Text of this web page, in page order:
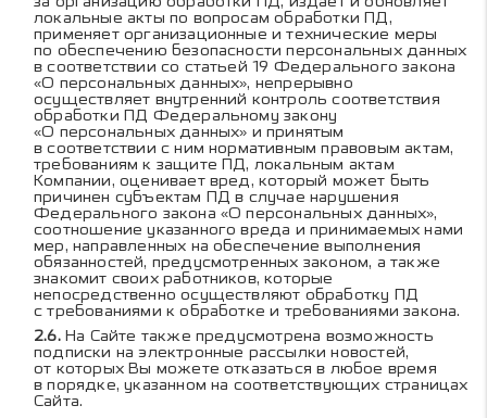
локальные акты по вопросам обработки ПД,
применяет организационные и технические меры
по обеспечению безопасности персональных данных
в соответствии со статьей 19 Федерального закона
«О персональных данных», непрерывно
осуществляет внутренний контроль соответствия
обработки ПД Федеральному закону
«О персональных данных» и принятым
в соответствии с ним нормативным правовым актам,
требованиям к защите ПД, локальным актам
Компании, оценивает вред, который может быть
причинен субъектам ПД в случае нарушения
Федерального закона «О персональных данных»,
соотношение указанного вреда и принимаемых нами
мер, направленных на обеспечение выполнения
обязанностей, предусмотренных законом, а также
знакомит своих работников, которые
непосредственно осуществляют обработку ПД
с требованиями к обработке и требованиями закона.
На Сайте также предусмотрена возможность
подписки на электронные рассылки новостей,
от которых Вы можете отказаться в любое время
в порядке, указанном на соответствующих страницах
Сайта.